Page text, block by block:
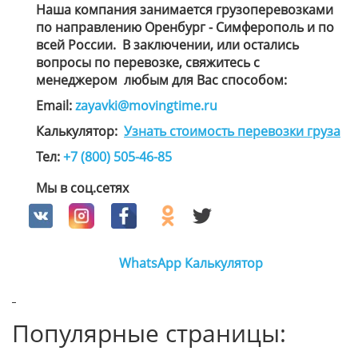
Наша компания занимается грузоперевозками
по направлению Оренбург - Симферополь и по
всей России. В заключении, или остались
вопросы по перевозке, свяжитесь с
менеджером любым для Вас способом:
Email:zayavki@movingtime.ru
Калькулятор: Узнать стоимость перевозки груза
Тел:+7 (800) 505-46-85
Мы в соц.сетях
WhatsApp Калькулятор
Популярные страницы: